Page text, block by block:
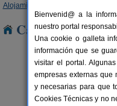
Alojamientos
Casas Rurales
Bienvenid@ a la
nuestro portal
Una cookie o galleta
información que se
visitar el portal.
empresas externas que
y necesarias para que
Cookies Técnicas y no